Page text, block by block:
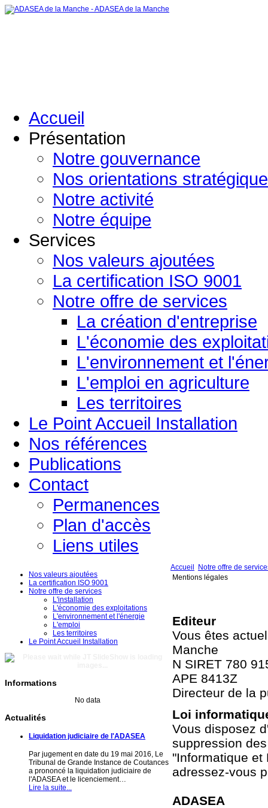
Accueil
Présentation
Notre gouvernance
Nos orientations
Notre activité
Notre équipe
Services
Nos valeurs ajoutées
La certification ISO 9001
Notre offre de services
La création d'entreprise
L'économie des
L'environnement et
L'emploi en agriculture
Les territoires
Le Point Accueil Installation
Nos références
Publications
Contact
Permanences
Plan d'accès
Liens utiles
Nos valeurs ajoutées
La certification ISO 9001
Notre offre de services
L'installation
L'économie des exploitations
L'environnement et l'énergie
L'emploi
Les territoires
Le Point Accueil Installation
Informations
No data
Actualités
Liquidation judiciaire de l'ADASEA
Par jugement en date du 19 mai 2016, Le
Tribunal de Grande Instance de Coutances
a prononcé la liquidation judiciaire de
l'ADASEA et le licenciement…
Lire la suite...
Accueil
Notre offre de
Mentions légales
Editeur
Vous êtes
Manche
N SIRET 780
APE 8413Z
Directeur de la
Loi
Vous disposez
suppression
"Informatique et
adressez-vous
ADASEA